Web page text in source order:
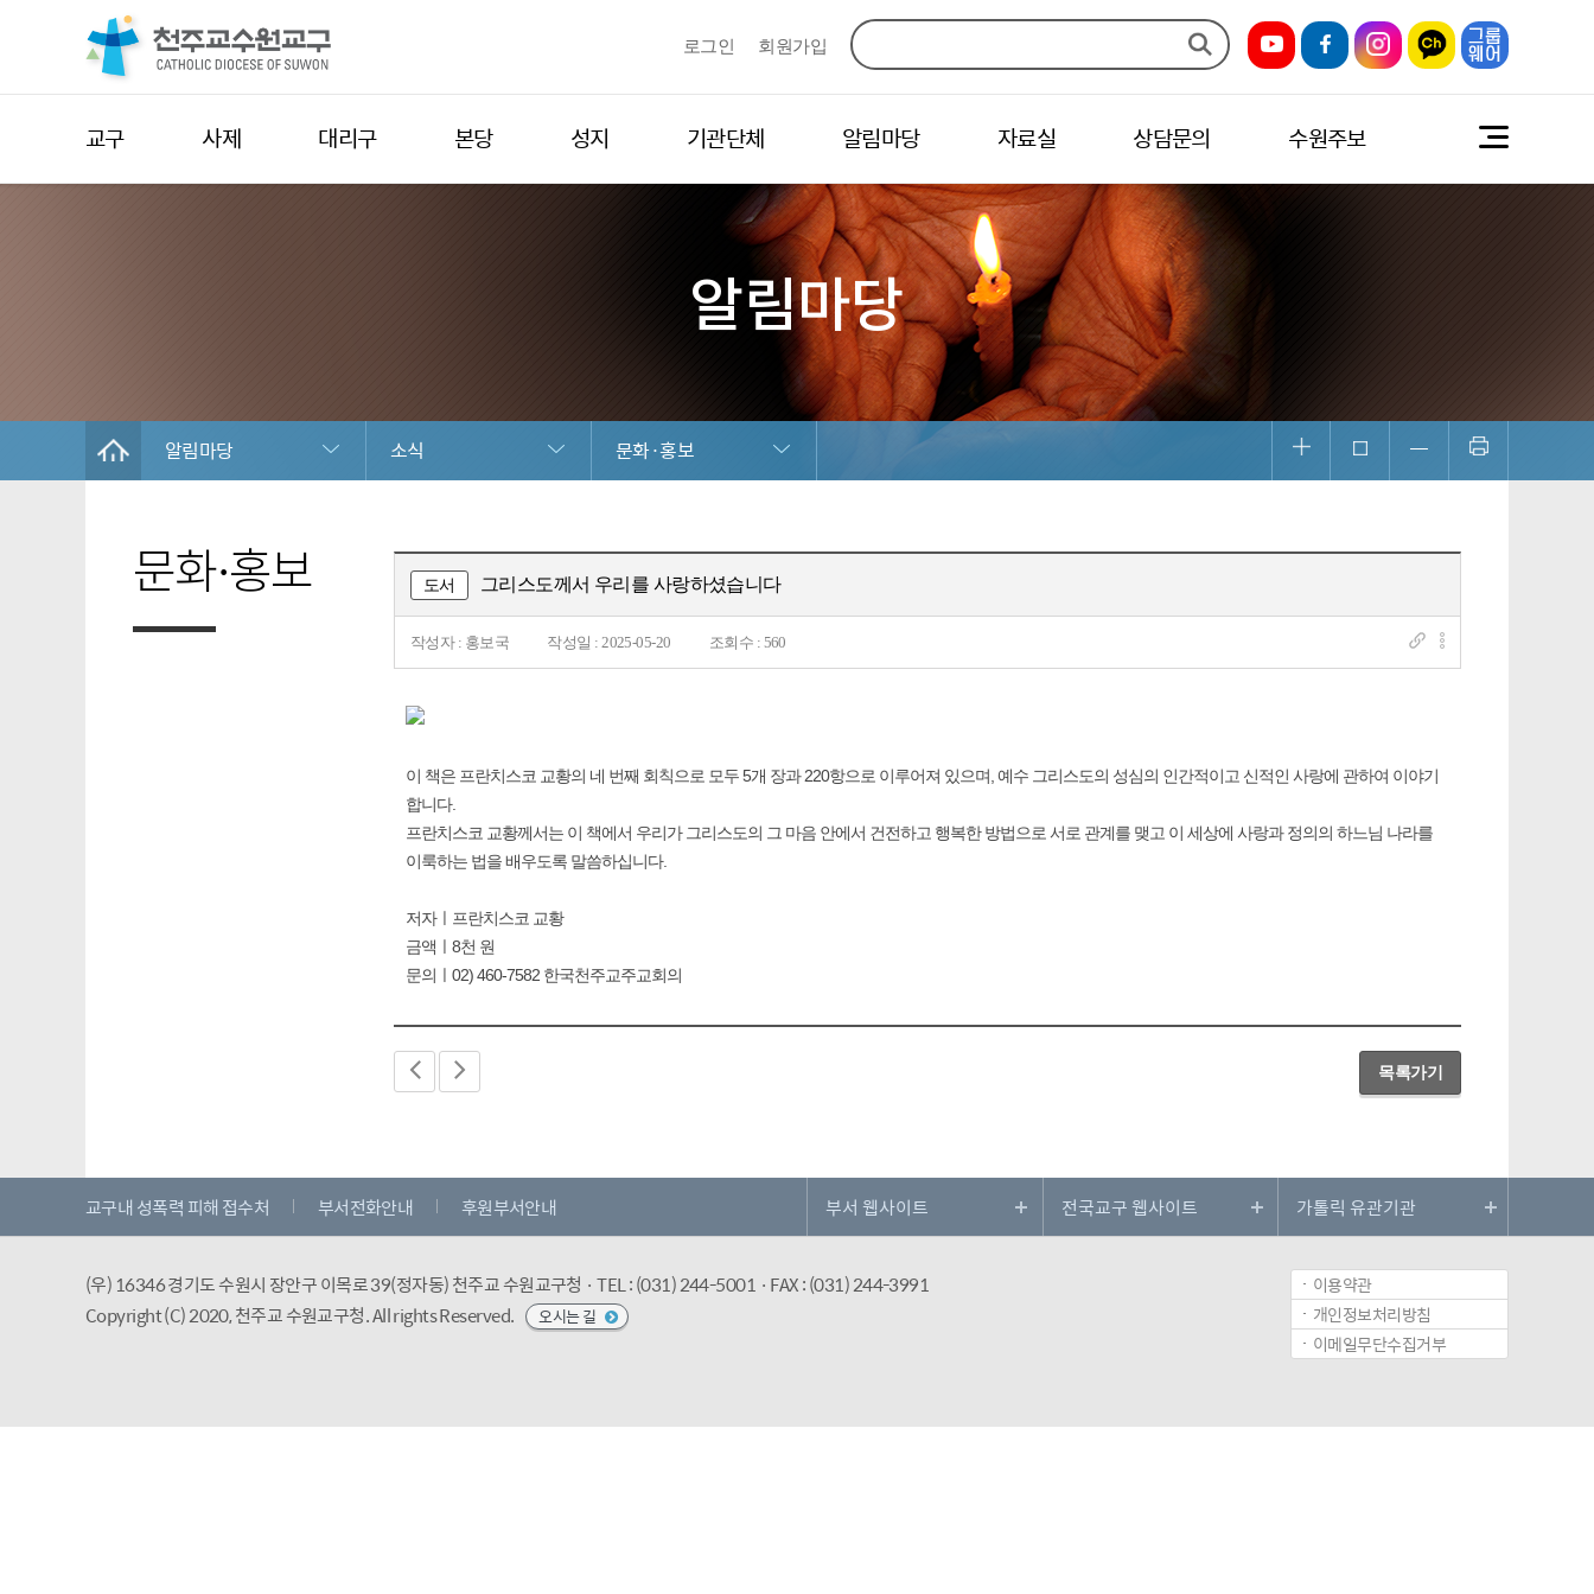
로그인 회원가입
교구 사제 대리구 본당 성지 기관단체 알림마당 자료실 상담문의 수원주보
알림마당
알림마당 소식 문화·홍보
문화·홍보 도서 그리스도께서 우리를 사랑하셨습니다
작성자 : 홍보국 작성일 : 2025-05-20 조회수 : 560
이 책은 프란치스코 교황의 네 번째 회칙으로 모두 5개 장과 220항으로 이루어져 있으며, 예수 그리스도의 성심의 인간적이고 신적인 사랑에 관하여 이야기
합니다.
프란치스코 교황께서는 이 책에서 우리가 그리스도의 그 마음 안에서 건전하고 행복한 방법으로 서로 관계를 맺고 이 세상에 사랑과 정의의 하느님 나라를
이룩하는 법을 배우도록 말씀하십니다.
저자ㅣ프란치스코 교황
금액ㅣ8천 원
문의ㅣ02) 460-7582 한국천주교주교회의
목록가기
교구내 성폭력 피해 접수처 부서전화안내 후원부서안내
(우) 16346 경기도 수원시 장안구 이목로 39(정자동) 천주교 수원교구청 · TEL : (031) 244-5001 · FAX : (031) 244-3991
Copyright (C) 2020, 천주교 수원교구청.All rights Reserved. 오시는 길
이용약관
개인정보처리방침
이메일무단수집거부